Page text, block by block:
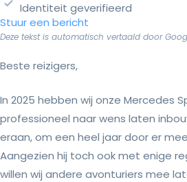
Identiteit geverifieerd
Stuur een bericht
Deze tekst is automatisch vertaald door
Beste reizigers,
In 2025 hebben wij onze Mercedes
professioneel naar wens laten
eraan, om een heel jaar door er
Aangezien hij toch ook met enige
willen wij andere avonturiers mee